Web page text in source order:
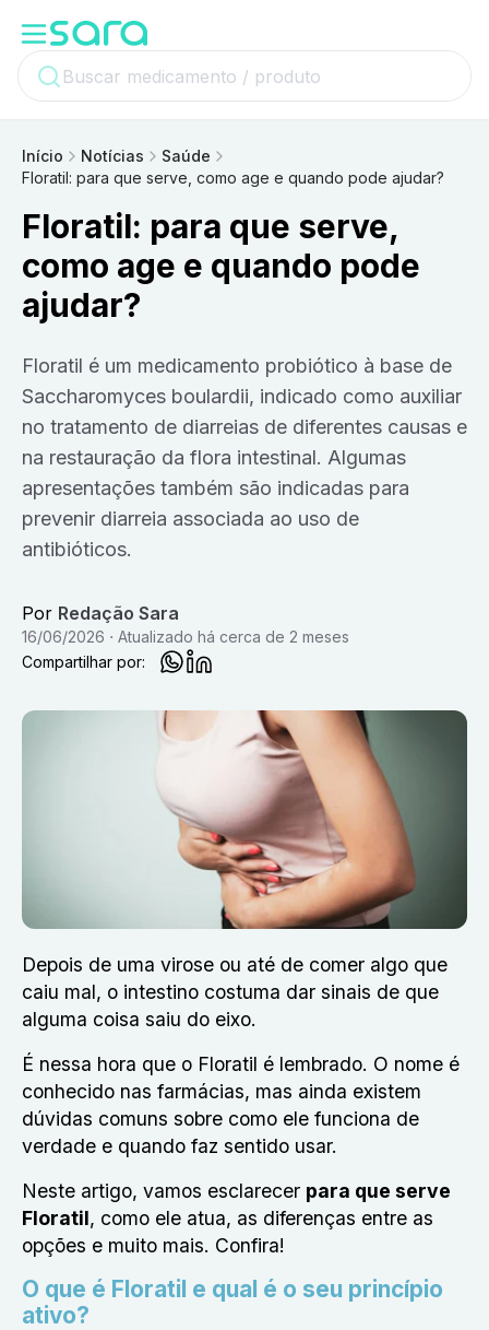
Início Notícias
Saúde
Floratil: para que serve, como age e quando pode ajudar?
Floratil: para que serve,
como age e quando pode
ajudar?
Floratil é um medicamento probiótico à base de
Saccharomyces boulardii, indicado como auxiliar
no tratamento de diarreias de diferentes causas e
na restauração da flora intestinal. Algumas
apresentações também são indicadas para
prevenir diarreia associada ao uso de
antibióticos.
Por Redação Sara
16/06/2026 Atualizado há cerca de 2 meses
Compartilhar por:
Depois de uma virose ou até de comer algo que
caiu mal, o intestino costuma dar sinais de que
alguma coisa saiu do eixo.
É nessa hora que o Floratil é lembrado. O nome é
conhecido nas farmácias, mas ainda existem
dúvidas comuns sobre como ele funciona de
verdade e quando faz sentido usar.
Neste artigo, vamos esclarecer para que serve
Floratil, como ele atua, as diferenças entre as
opções e muito mais. Confira!
O que é Floratil e qual é o seu princípio
ativo?